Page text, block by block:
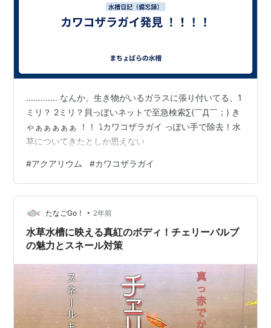
............. なんか、生き物がいるガラスに張り付いてる、1
ミリ？ 2ミリ？貝っぽいネットで至急検索∑(￣Д￣；) き
ゃぁぁぁぁぁ ！！ ⤵カワコザラガイ っぽい手で除去！水
草についてきたとしか思えない
#アクアリウム #カワコザラガイ
たなごGo！ • 2年前
水草水槽に映える真紅のボディ！チェリーバルブ
の魅力とスネール対策